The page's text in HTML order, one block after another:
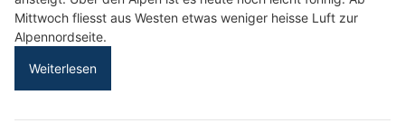
Mittwoch fliesst aus Westen etwas weniger heisse Luft zur
Alpennordseite.
Weiterlesen